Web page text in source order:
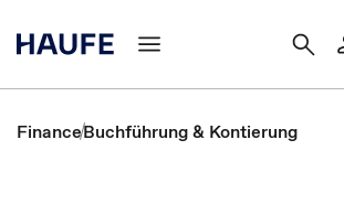
FinanceBuchführung & Kontierung